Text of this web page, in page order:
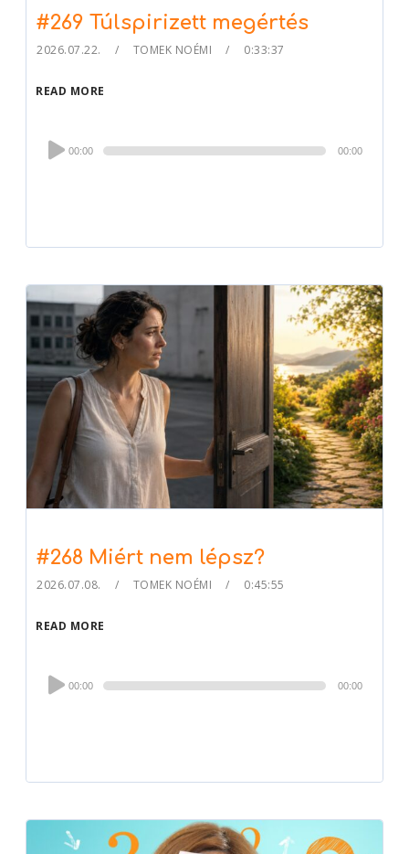
#269 Túlspirizett megértés
2026.07.22. TOMEK NOÉMI 0:33:37
READ MORE
Audio
Player
00:00 00:00
#268 Miért nem lépsz?
2026.07.08. TOMEK NOÉMI 0:45:55
READ MORE
Audio
Player
00:00 00:00